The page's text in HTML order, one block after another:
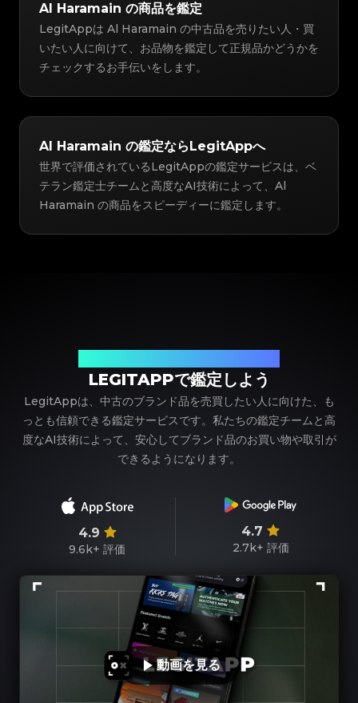
Al Haramain の商品を鑑定
LegitAppは Al Haramain の中古品を売りたい人・買
いたい人に向けて、お品物を鑑定して正規品かどうかを
チェックするお手伝いをします。
Al Haramain の鑑定ならLegitAppへ
世界で評価されているLegitAppの鑑定サービスは、ベ
テラン鑑定士チームと高度なAI技術によって、Al
Haramain の商品をスピーディーに鑑定します。
LEGITAPPで鑑定しよう
LegitAppは、中古のブランド品を売買したい人に向けた、も
っとも信頼できる鑑定サービスです。私たちの鑑定チームと高
度なAI技術によって、安心してブランド品のお買い物や取引が
できるようになります。
4.9
9.6k+ 評価
4.7
2.7k+ 評価
動画を見る